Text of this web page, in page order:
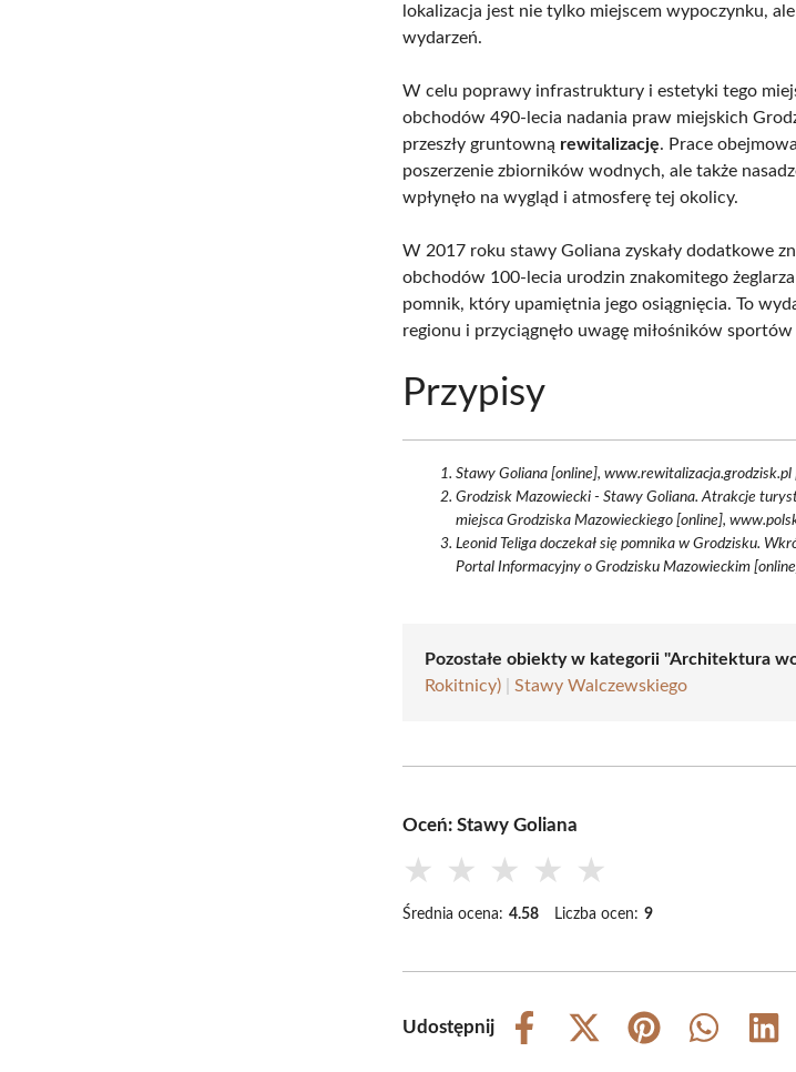
lokalizacja jest nie tylko miejscem wypoczynku,
wydarzeń.
W celu poprawy infrastruktury i estetyki tego
obchodów 490-lecia nadania praw miejskich
przeszły gruntowną rewitalizację. Prace
poszerzenie zbiorników wodnych, ale także
wpłynęło na wygląd i atmosferę tej okolicy.
W 2017 roku stawy Goliana zyskały dodatkowe
obchodów 100-lecia urodzin znakomitego
pomnik, który upamiętnia jego osiągnięcia. To
regionu i przyciągnęło uwagę miłośników
Przypisy
Stawy Goliana [online],
Grodzisk Mazowiecki - Stawy Goliana. Atrakcje
miejsca Grodziska Mazowieckiego [online],
Leonid Teliga doczekał się pomnika w Grodzisku.
Portal Informacyjny o Grodzisku Mazowieckim
Pozostałe obiekty w kategorii "Architektura
Rokitnicy) |Stawy Walczewskiego
Oceń: Stawy Goliana
★ ★ ★ ★ ★
Średnia ocena: 4.58 Liczba ocen: 9
Udostępnij
Share
Share
Share
Share